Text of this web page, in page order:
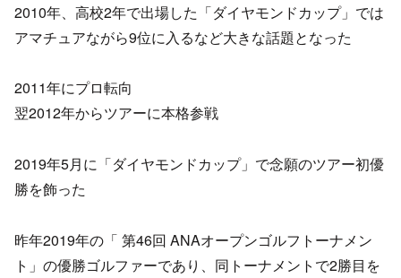
2010年、高校2年で出場した「ダイヤモンドカップ」では
アマチュアながら9位に入るなど大きな話題となった
2011年にプロ転向
翌2012年からツアーに本格参戦
2019年5月に「ダイヤモンドカップ」で念願のツアー初優
勝を飾った
昨年2019年の「 第46回 ANAオープンゴルフトーナメン
ト」の優勝ゴルファーであり、同トーナメントで2勝目を